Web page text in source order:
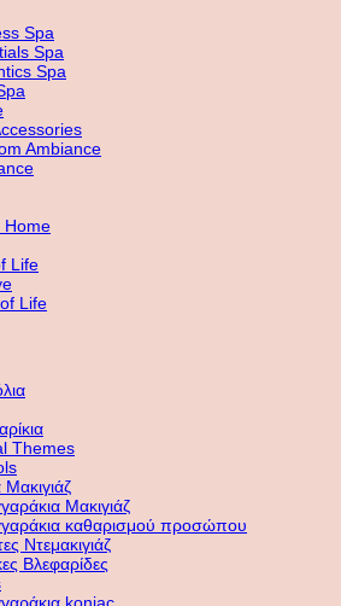
Spa
Spa
Spa
Ambiance
Home
Life
Life
Themes
Μακιγιάζ
Μακιγιάζ
καθαρισμού προσώπου
Ντεμακιγιάζ
Βλεφαρίδες